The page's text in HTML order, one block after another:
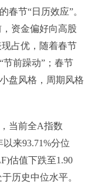
春节“日历效应”。
资金偏好向高股
占优，随着春节
前躁动”；春节
盘风格，周期风格
当前全A指数
来93.71%分位
估值下跌至1.90
历史中位水平。